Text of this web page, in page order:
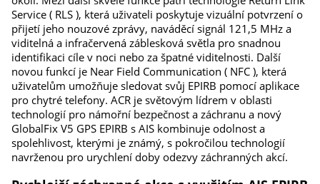
Service ( RLS ), která uživateli poskytuje vizuální potvrzení o
přijetí jeho nouzové zprávy, naváděcí signál 121,5 MHz a
viditelná a infračervená záblesková světla pro snadnou
identifikaci cíle v noci nebo za špatné viditelnosti. Další
novou funkcí je Near Field Communication ( NFC ), která
uživatelům umožňuje sledovat svůj EPIRB pomocí aplikace
pro chytré telefony. ACR je světovým lídrem v oblasti
technologií pro námořní bezpečnost a záchranu a nový
GlobalFix V5 GPS EPIRB s AIS kombinuje odolnost a
spolehlivost, kterými je známý, s pokročilou technologií
navrženou pro urychlení doby odezvy záchranných akcí.